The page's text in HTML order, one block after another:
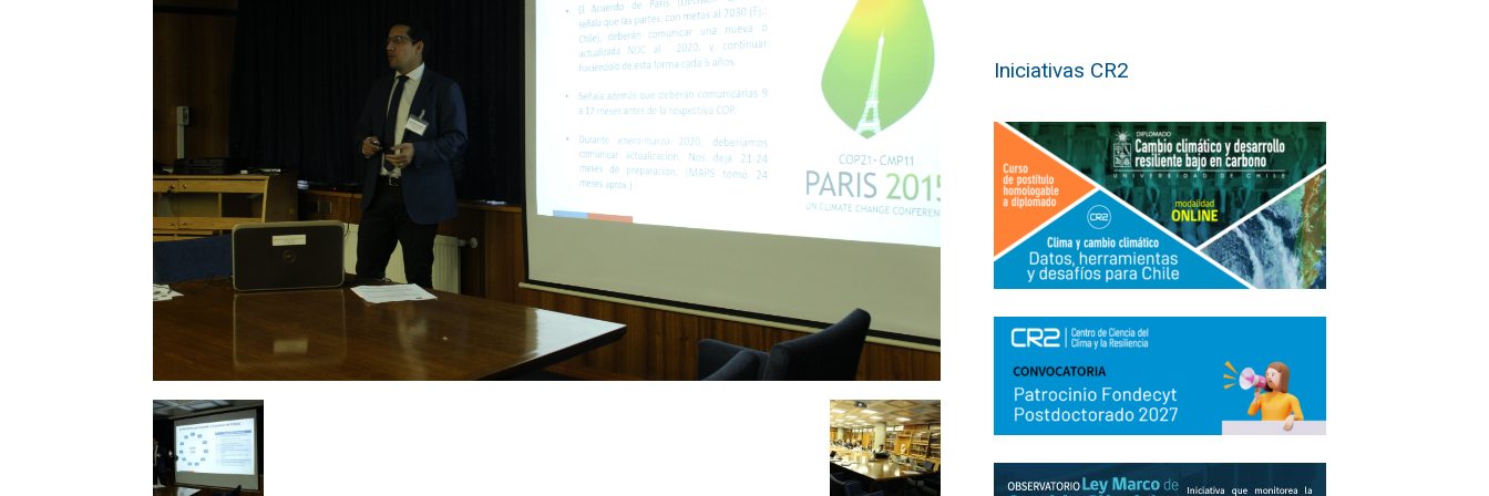
Iniciativas CR2